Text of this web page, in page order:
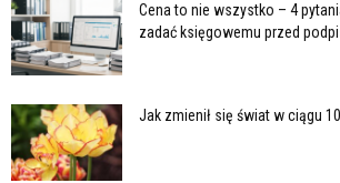
Cena to nie wszystko – 4
zadać księgowemu przed
Jak zmienił się świat w ciągu